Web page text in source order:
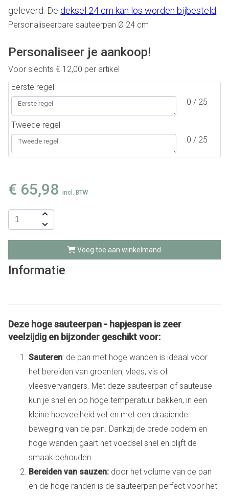
geleverd. De deksel 24 cm kan los worden bijbesteld
Personaliseerbare sauteerpan Ø 24 cm
Personaliseer je aankoop!
Voor slechts€ 12,00 per artikel
Eerste regel
0 / 25
Tweede regel
0 / 25
€ 65,98 incl. BTW
Voeg toe aan winkelmand
Informatie
Deze hoge sauteerpan - hapjespan is zeer
veelzijdig en bijzonder geschikt voor:
Sauteren: de pan met hoge wanden is ideaal voor
het bereiden van groenten, vlees, vis of
vleesvervangers. Met deze sauteerpan of sauteuse
kun je snel en op hoge temperatuur bakken, in een
kleine hoeveelheid vet en met een draaiende
beweging van de pan. Dankzij de brede bodem en
hoge wanden gaart het voedsel snel en blijft de
smaak behouden.
Bereiden van sauzen: door het volume van de pan
en de hoge randen is de sauteerpan perfect voor het